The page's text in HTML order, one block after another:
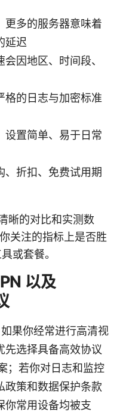
更多的服务器意味着
延迟
因地区、时间段、
格的日志与加密标准
设置简单、易于日常
、折扣、免费试用期
晰的对比和实测数
关注的指标上是否胜
或套餐。
以及
果你经常进行高清视
先选择具备高效协议
；若你对日志和监控
政策和数据保护条款
你常用设备均被支